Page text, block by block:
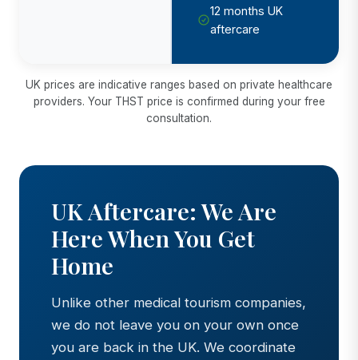
12 months UK
aftercare
UK prices are indicative ranges based on private healthcare
providers. Your THST price is confirmed during your free
consultation.
UK Aftercare: We Are
Here When You Get
Home
Unlike other medical tourism companies,
we do not leave you on your own once
you are back in the UK. We coordinate